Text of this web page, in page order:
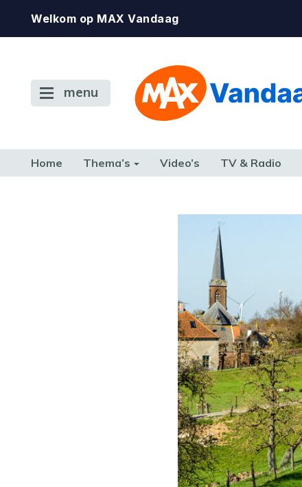
Welkom op MAX Vandaag
menu
Home Thema’s Video’s TV & Radio